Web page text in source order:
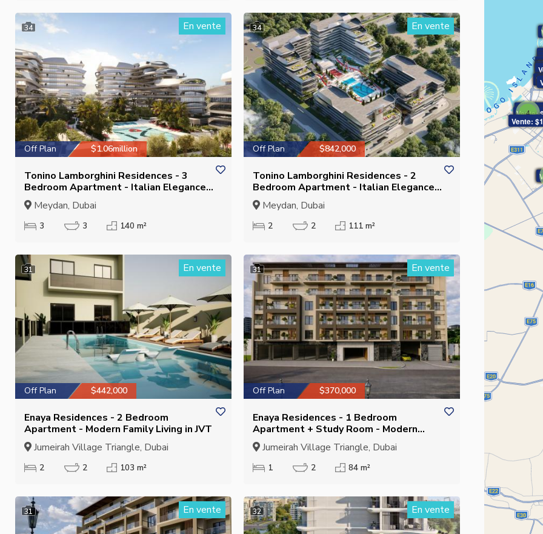
34 En vente
Off Plan $1.06million
Tonino Lamborghini Residences - 3
Bedroom Apartment - Italian Elegance
in Meydan
Meydan, Dubai
3 3 140 m²
34 En vente
Off Plan $842,000
Tonino Lamborghini Residences - 2
Bedroom Apartment - Italian Elegance
in Meydan
Meydan, Dubai
2 2 111 m²
31 En vente
Off Plan $442,000
Enaya Residences - 2 Bedroom
Apartment - Modern Family Living in JVT
Jumeirah Village Triangle, Dubai
2 2 103 m²
31 En vente
Off Plan $370,000
Enaya Residences - 1 Bedroom
Apartment + Study Room - Modern
Family Living in JVT
Jumeirah Village Triangle, Dubai
1 2 84 m²
31 En vente 32 En vente
Vente:
Vente:
Vente:
Vente:
4